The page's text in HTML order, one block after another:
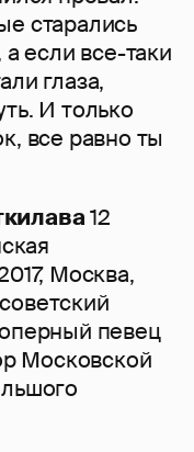
старались
если все-таки
глаза,
И только
все равно ты
12
Москва,
певец
Московской